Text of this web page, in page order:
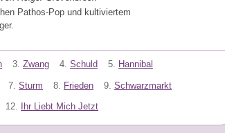
Pathos-Pop und kultiviertem
3. Zwang 4. Schuld 5. Hannibal
7. Sturm 8. Frieden 9. Schwarzmarkt
12. Ihr Liebt Mich Jetzt